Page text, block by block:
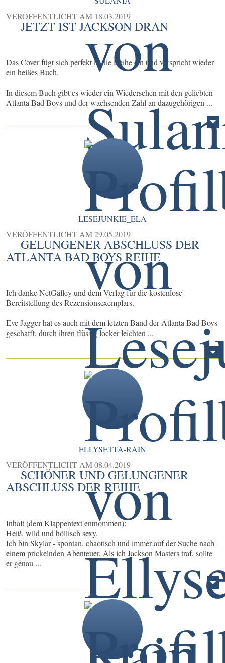
VERÖFFENTLICHT AM 18.03.2019
JETZT IST JACKSON DRAN
Das Cover fügt sich perfekt ín die Reihe ein und verspricht wieder
ein heißes Buch.
In diesem Buch gibt es wieder ein Wiedersehen mit den geliebten
Atlanta Bad Boys und der wachsenden Zahl an dazugehörigen ...
LESEJUNKIE_ELA
VERÖFFENTLICHT AM29.05.2019
GELUNGENER ABSCHLUSS DER
ATLANTA BAD BOYS REIHE
Ich danke NetGalley und dem Verlag für die kostenlose
Bereitstellung des Rezensionsexemplars.
Eve Jagger hat es auch mit dem letzten Band der Atlanta Bad Boys
geschafft, durch ihren flüssig locker leichten ...
ELLYSETTA-RAIN
VERÖFFENTLICHT AM08.04.2019
SCHÖNER UND GELUNGENER
ABSCHLUSS DER REIHE
Inhalt (dem Klappentext entnommen):
Heiß, wild und höllisch sexy.
Ich bin Skylar - spontan, chaotisch und immer auf der Suche nach
einem prickelnden Abenteuer. Als ich Jackson Masters traf, sollte
er genau ...